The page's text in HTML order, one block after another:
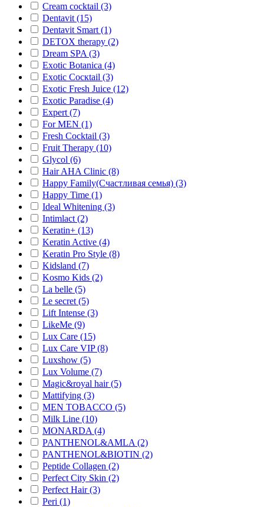
Cream cocktail (3)
Dentavit (15)
Dentavit Smart (1)
DETOX therapy (2)
Dream SPA (3)
Exotic Botanica (4)
Exotic Cocкtail (3)
Exotic Fresh Juice (12)
Exotic Paradise (4)
Expert (7)
For MEN (1)
Fresh Cocktail (3)
Fruit Therapy (10)
Glycol (6)
Hair AHA Clinic (8)
Happy Family(Счастливая семья) (3)
Happy Time (1)
Ideal Whitening (3)
Intimlact (2)
Keratin+ (13)
Keratin Active (4)
Keratin Pro Style (8)
Kidsland (7)
Kosmo Kids (2)
La belle (5)
Le secret (5)
Lift Intense (3)
LikeMe (9)
Lux Care (15)
Lux Care VIP (8)
Luxshow (5)
Lux Volume (7)
Magic&royal hair (5)
Mattifying (3)
MEN TOBACCO (5)
Milk Line (10)
MONARDA (4)
PANTHENOL&AMLA (2)
PANTHENOL&BIOTIN (2)
Peptide Collagen (2)
Perfect City Skin (2)
Perfect Hair (3)
Peri (1)